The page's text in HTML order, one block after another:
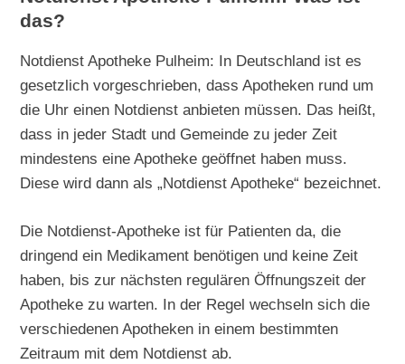
das?
Notdienst Apotheke Pulheim: In Deutschland ist es
gesetzlich vorgeschrieben, dass Apotheken rund um
die Uhr einen Notdienst anbieten müssen. Das heißt,
dass in jeder Stadt und Gemeinde zu jeder Zeit
mindestens eine Apotheke geöffnet haben muss.
Diese wird dann als „Notdienst Apotheke“ bezeichnet.
Die Notdienst-Apotheke ist für Patienten da, die
dringend ein Medikament benötigen und keine Zeit
haben, bis zur nächsten regulären Öffnungszeit der
Apotheke zu warten. In der Regel wechseln sich die
verschiedenen Apotheken in einem bestimmten
Zeitraum mit dem Notdienst ab.